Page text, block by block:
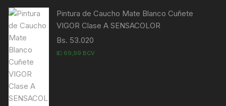
Pintura de Caucho Mate Blanco Cuñete
VIGOR Clase A SENSACOLOR
Bs. 53.020
💵 69,99 BCV